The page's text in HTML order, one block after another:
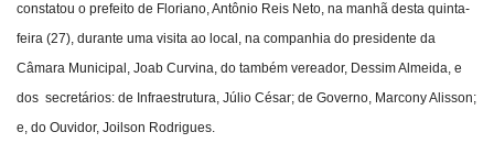
constatou o prefeito de Floriano, Antônio Reis Neto, na manhã desta quinta-
feira (27), durante uma visita ao local, na companhia do presidente da
Câmara Municipal, Joab Curvina, do também vereador, Dessim Almeida, e
dos secretários: de Infraestrutura, Júlio César; de Governo, Marcony Alisson;
e, do Ouvidor, Joilson Rodrigues.